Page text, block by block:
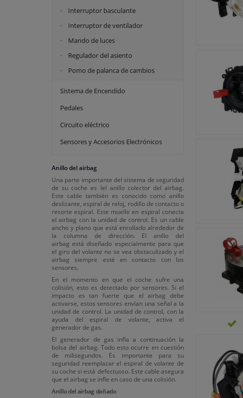
Interruptor basculante
Interruptor de ventilador
Mando de luces
Regulador del asiento
Pomo de palanca de cambios
Sistema de Encendido
Pedales
Circuito eléctrico
Sensores y Accesorios Electrónicos
Anillo del airbag
Una parte importante del sistema de seguridad
de su coche es lel anillo colector del airbag.
Este cable también es conocido como anillo
deslizante, espiral de reloj, rodillo de contacto o
resorte espiral. Este muelle en espiral conecta
el airbag con la unidad de control. Es un cable
ancho y plano que está enrollado alrededor de
la columna de dirección. El anillo del
airbag está diseñado especialmente para que
el giro del volante no se vea obstaculizado y el
airbag siempre esté en contacto con los
sensores.
En el momento en que el coche sufre una
colisión, esto es detectado por sensores. Si el
impacto es tan fuerte que el airbag debe
activarse, estos sensores envían una señal a la
unidad de control. La unidad de control, con la
ayuda del espiral de volante, activa el
generador de gas.
El generador de gas infla a continuación la
bolsa del airbag. Todo esto ocurre en cuestión
de milisegundos. Es importante para su
seguridad reemplazar el espiral de volante de
su coche si está defectuoso. Este cable asegura
que el airbag se infle en caso de una colisión.
Anillo del airbag dañado